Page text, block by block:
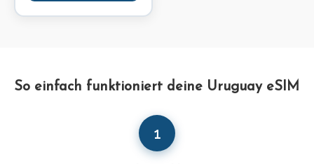
So einfach funktioniert deine Uruguay eSIM
1